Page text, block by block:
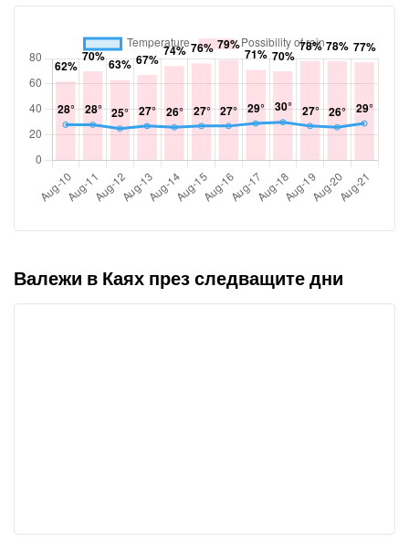
Валежи в Каях през следващите дни